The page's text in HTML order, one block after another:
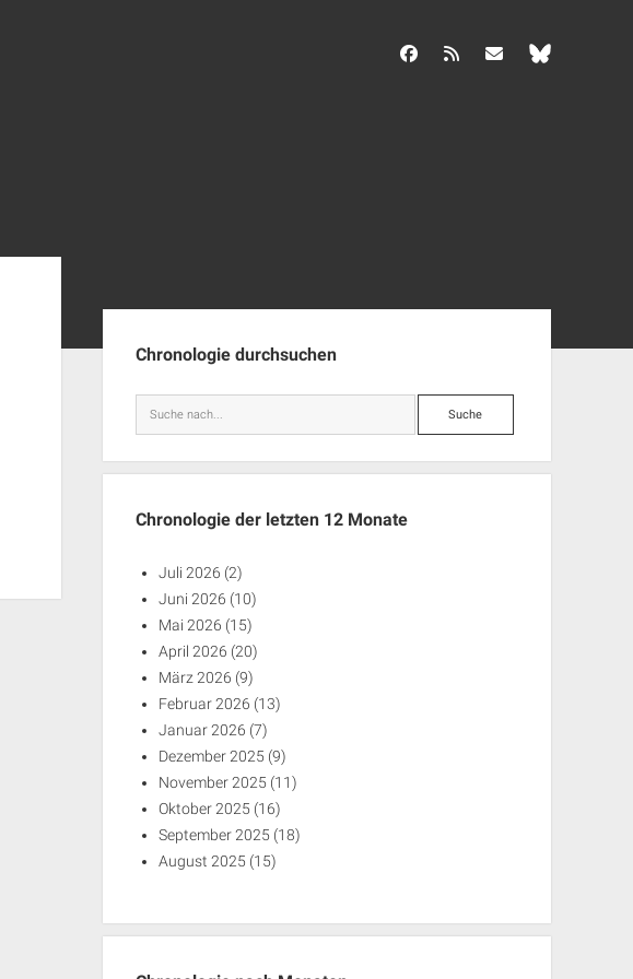
facebook info@aida-archiv.de
Chronologie durchsuchen
Suche
Chronologie der letzten 12 Monate
Juli 2026 (2)
Juni 2026 (10)
Mai 2026 (15)
April 2026 (20)
März 2026 (9)
Februar 2026 (13)
Januar 2026 (7)
Dezember 2025 (9)
November 2025 (11)
Oktober 2025 (16)
September 2025 (18)
August 2025 (15)